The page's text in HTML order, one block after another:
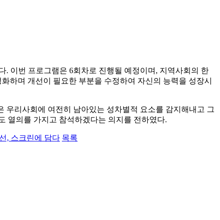
. 이번 프로그램은 6회차로 진행될 예정이며, 지역사회의 한
하며 개선이 필요한 부분을 수정하여 자신의 능력을 성장시
우리사회에 여전히 남아있는 성차별적 요소를 감지해내고 그
열의를 가지고 참석하겠다는 의지를 전하였다.
, 스크린에 담다 목록